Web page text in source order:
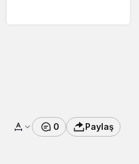
0 Paylaş